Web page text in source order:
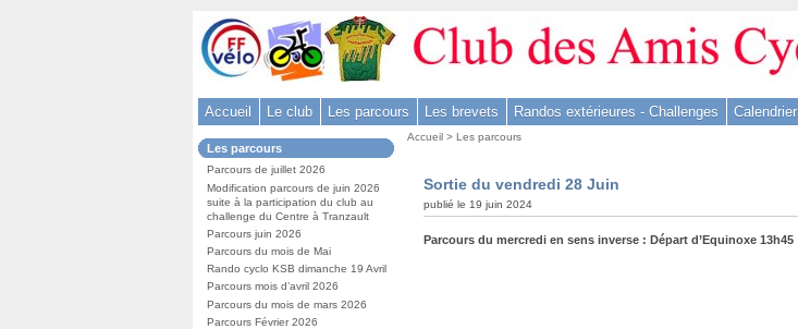
Accueil Le club Les parcours Les brevets Randos extérieures - Challenges Calendrier
Dans
la
rubrique
:
Les parcours
Parcours de juillet 2026
Modification parcours de juin 2026
suite à la participation du club au
challenge du Centre à Tranzault
Parcours juin 2026
Parcours du mois de Mai
Rando cyclo KSB dimanche 19 Avril
Parcours mois d’avril 2026
Parcours du mois de mars 2026
Parcours Février 2026
Vous
Accueil >Les parcours
Sortie du vendredi 28 Juin
publié le 19 juin 2024
Parcours du mercredi en sens inverse : Départ d’Equinoxe 13h45